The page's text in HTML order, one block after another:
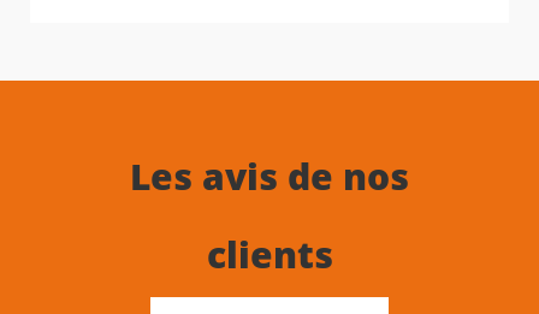
Les avis de nos
clients